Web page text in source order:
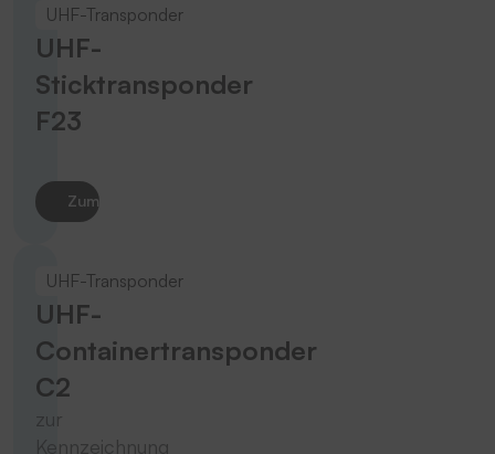
UHF-Transponder
UHF-
Sticktransponder
F23
Zum Produkt
UHF-Transponder
UHF-
Containertransponder
C2
zur
Kennzeichnung